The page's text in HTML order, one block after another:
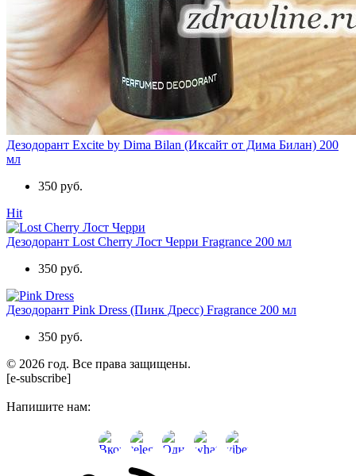
Дезодорант Excite by Dima Bilan (Иксайт от Дима Билан) 200
мл
350 руб.
Hit
Дезодорант Lost Cherry Лост Черри Fragrance 200 мл
350 руб.
Дезодорант Pink Dress (Пинк Дресс) Fragrance 200 мл
350 руб.
© 2026 год. Все права защищены.
[e-subscribe]
Напишите нам: